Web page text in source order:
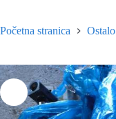
Početna stranica Ostalo